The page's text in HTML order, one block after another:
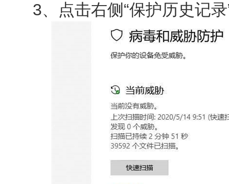
3、点击右侧“保护历史记录